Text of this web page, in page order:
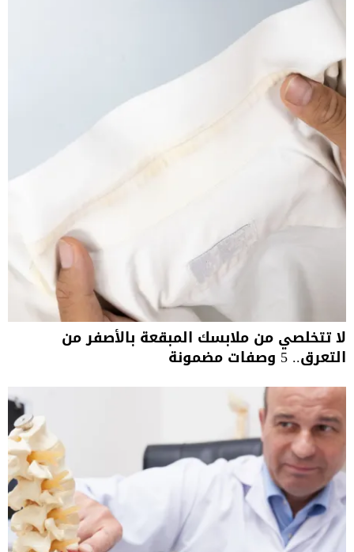
لا تتخلصي من ملابسك المبقعة بالأصفر من
التعرق.. 5 وصفات مضمونة